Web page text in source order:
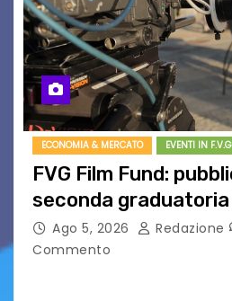
ECONOMIA & MERCATO EVENTI IN
FVG Film Fund:
seconda
Ago 5, 2026 Redazione
Commento